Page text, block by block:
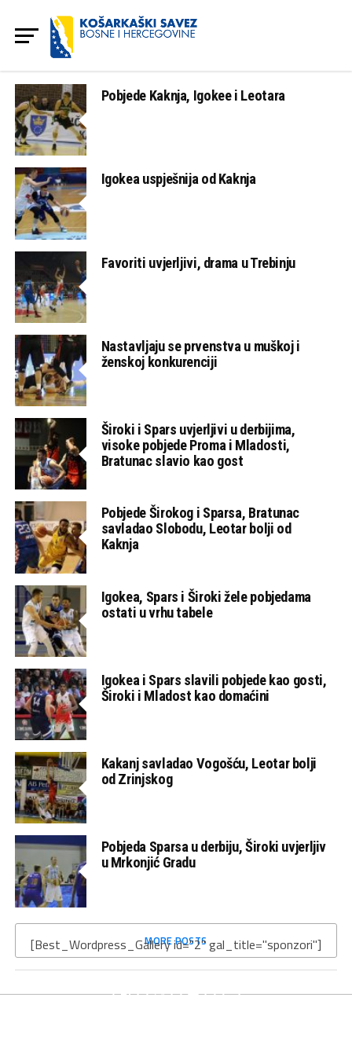
Pobjede Kaknja, Igokee i Leotara
Igokea uspješnija od Kaknja
Favoriti uvjerljivi, drama u Trebinju
Nastavljaju se prvenstva u muškoj i
ženskoj konkurenciji
Široki i Spars uvjerljivi u derbijima,
visoke pobjede Proma i Mladosti,
Bratunac slavio kao gost
Pobjede Širokog i Sparsa, Bratunac
savladao Slobodu, Leotar bolji od
Kaknja
Igokea, Spars i Široki žele pobjedama
ostati u vrhu tabele
Igokea i Spars slavili pobjede kao gosti,
Široki i Mladost kao domaćini
Kakanj savladao Vogošću, Leotar bolji
od Zrinjskog
Pobjeda Sparsa u derbiju, Široki uvjerljiv
u Mrkonjić Gradu
MORE POSTS
[Best_Wordpress_Gallery id="2" gal_title="sponzori"]